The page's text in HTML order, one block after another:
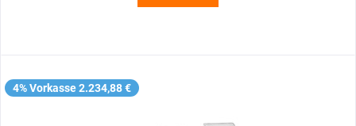
4% Vorkasse 2.234,88 €